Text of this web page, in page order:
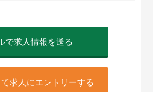
で求人情報を送る
求人にエントリーする